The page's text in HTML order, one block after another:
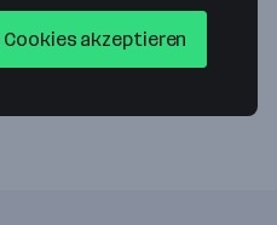
Cookies akzeptieren